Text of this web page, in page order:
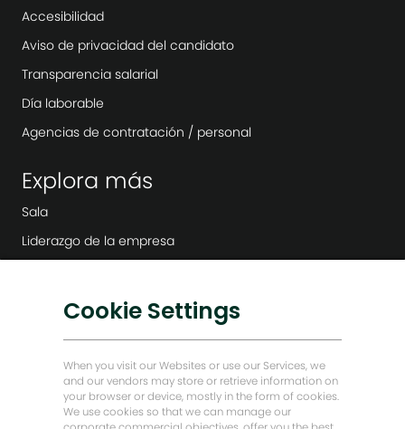
Accesibilidad
Aviso de privacidad del candidato
Transparencia salarial
Día laborable
Agencias de contratación / personal
Explora más
Sala
Liderazgo de la empresa
Soluciones bajas en carbono
Baker Hughes Inicio
Mantengámonos en contacto
Cookie Settings
When you visit our Websites or use our Services, we
and our vendors may store or retrieve information on
your browser or device, mostly in the form of cookies.
We use cookies so that we can manage our